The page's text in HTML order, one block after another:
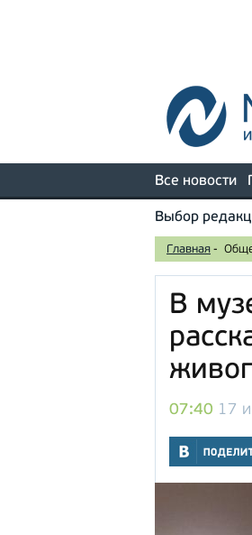
Все новости
Выбор
Главная -
В
07:40 17